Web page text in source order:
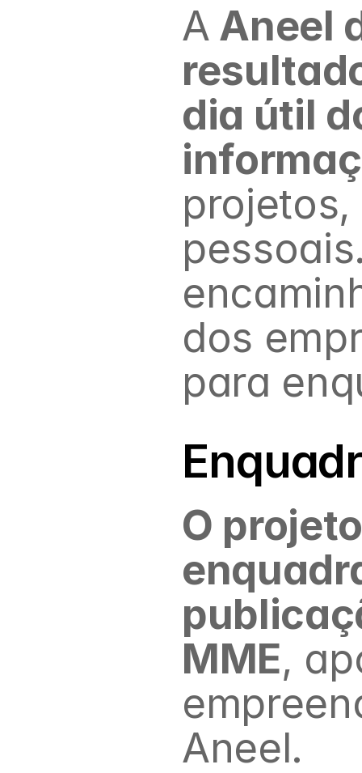
A Aneel
dia útil
dos
para
O
MME,
Aneel.